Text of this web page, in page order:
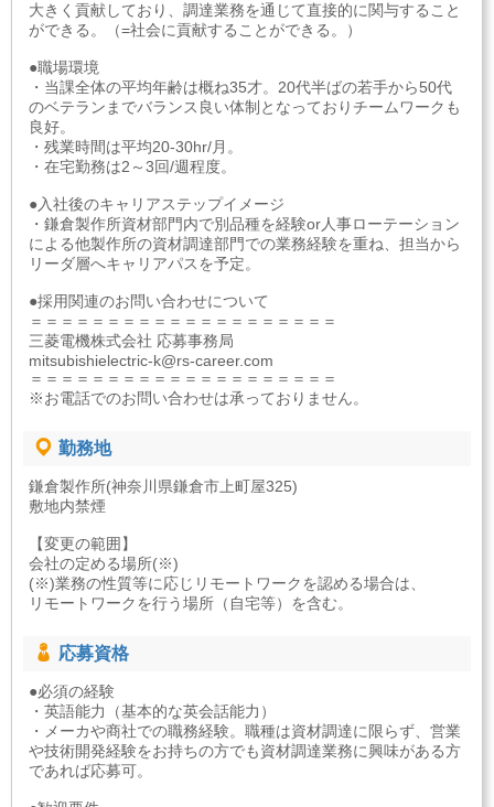
大きく貢献しており、調達業務を通じて直接的に関与すること
ができる。（=社会に貢献することができる。）
●職場環境
・当課全体の平均年齢は概ね35才。20代半ばの若手から50代
のベテランまでバランス良い体制となっておりチームワークも
良好。
・残業時間は平均20-30hr/月。
・在宅勤務は2～3回/週程度。
●入社後のキャリアステップイメージ
・鎌倉製作所資材部門内で別品種を経験or人事ローテーション
による他製作所の資材調達部門での業務経験を重ね、担当から
リーダ層へキャリアパスを予定。
●採用関連のお問い合わせについて
＝＝＝＝＝＝＝＝＝＝＝＝＝＝＝＝＝＝＝＝
三菱電機株式会社 応募事務局
mitsubishielectric-k@rs-career.com
＝＝＝＝＝＝＝＝＝＝＝＝＝＝＝＝＝＝＝＝
※お電話でのお問い合わせは承っておりません。
勤務地
鎌倉製作所(神奈川県鎌倉市上町屋325)
敷地内禁煙
【変更の範囲】
会社の定める場所(※)
(※)業務の性質等に応じリモートワークを認める場合は、
リモートワークを行う場所（自宅等）を含む。
応募資格
●必須の経験
・英語能力（基本的な英会話能力）
・メーカや商社での職務経験。職種は資材調達に限らず、営業
や技術開発経験をお持ちの方でも資材調達業務に興味がある方
であれば応募可。